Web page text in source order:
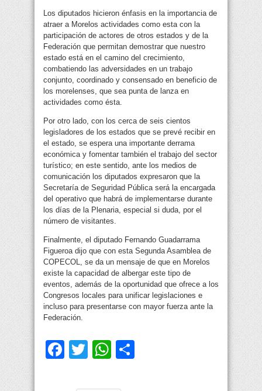
Los diputados hicieron énfasis en la importancia de
atraer a Morelos actividades como esta con la
participación de actores de otros estados y de la
Federación que permitan demostrar que nuestro
estado está en el camino del crecimiento,
combatiendo las adversidades en un trabajo
conjunto, coordinado y consensado en beneficio de
los morelenses, que sea punta de lanza en
actividades como ésta.
Por otro lado, con los cerca de seis cientos
legisladores de los estados que se prevé recibir en
el estado, se espera una importante derrama
económica y fomentar también el trabajo del sector
turístico; en este sentido, ante los medios de
comunicación los diputados expresaron que la
Secretaría de Seguridad Pública será la encargada
del operativo que habrá de implementarse durante
los días de la Plenaria, especial si duda, por el
número de visitantes.
Finalmente, el diputado Fernando Guadarrama
Figueroa dijo que con esta Segunda Asamblea de
COPECOL, se da un mensaje de que en Morelos
existe la capacidad de albergar este tipo de
eventos, además de la oportunidad que ofrece a los
Congresos locales para unificar legislaciones e
incluso para presentarse con mayor fuerza ante la
Federación.
Facebook
TwitterWhatsApp